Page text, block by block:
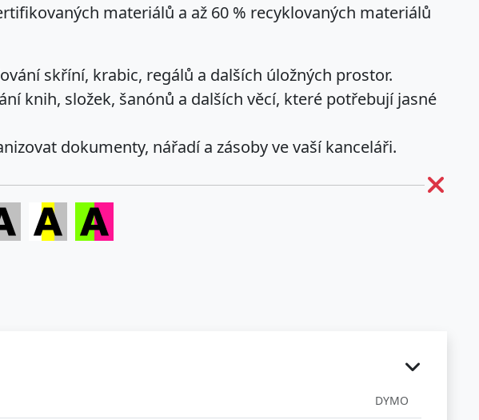
materiálů a až 60 % recyklovaných materiálů
skříní, krabic, regálů a dalších úložných prostor.
knih, složek, šanónů a dalších věcí, které potřebují jasné
dokumenty, nářadí a zásoby ve vaší kanceláři.
DYMO